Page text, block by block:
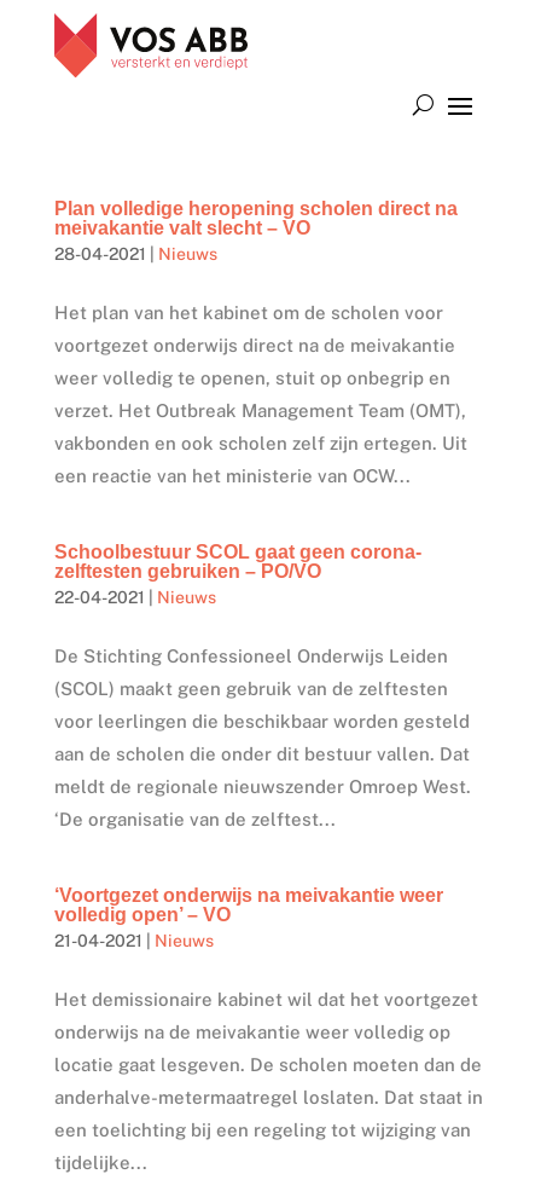
Plan volledige heropening scholen direct na
meivakantie valt slecht – VO
28-04-2021 Nieuws
Het plan van het kabinet om de scholen voor
voortgezet onderwijs direct na de meivakantie
weer volledig te openen, stuit op onbegrip en
verzet. Het Outbreak Management Team (OMT),
vakbonden en ook scholen zelf zijn ertegen. Uit
een reactie van het ministerie van OCW...
Schoolbestuur SCOL gaat geen corona-
zelftesten gebruiken – PO/VO
22-04-2021 Nieuws
De Stichting Confessioneel Onderwijs Leiden
(SCOL) maakt geen gebruik van de zelftesten
voor leerlingen die beschikbaar worden gesteld
aan de scholen die onder dit bestuur vallen. Dat
meldt de regionale nieuwszender Omroep West.
‘De organisatie van de zelftest...
‘Voortgezet onderwijs na meivakantie weer
volledig open’ – VO
21-04-2021 Nieuws
Het demissionaire kabinet wil dat het voortgezet
onderwijs na de meivakantie weer volledig op
locatie gaat lesgeven. De scholen moeten dan de
anderhalve-metermaatregel loslaten. Dat staat in
een toelichting bij een regeling tot wijziging van
tijdelijke...